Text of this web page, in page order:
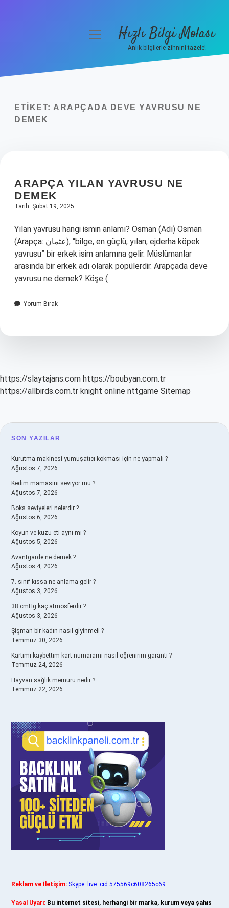
Yasal Uyarı
menüyüHızlı Bilgi Molası
Anlık bilgilerle zihnini tazele!
ETIKET: ARAPÇADA DEVE YAVRUSU NE
DEMEK
ARAPÇA YILAN YAVRUSU NE
DEMEK
Tarih: Şubat 19, 2025
Yılan yavrusu hangi ismin anlamı? Osman (Adı) Osman
(Arapça: عثمان), “bilge, en güçlü, yılan, ejderha köpek
yavrusu” bir erkek isim anlamına gelir. Müslümanlar
arasında bir erkek adı olarak popülerdir. Arapçada deve
yavrusu ne demek? Köşe (
Yorum Bırak
https://slaytajans.com https://boubyan.com.tr
https://allbirds.com.tr knight online nttgame Sitemap
SIDEBAR
SON YAZILAR
Kurutma makinesi yumuşatıcı kokması için ne yapmalı ?
Ağustos 7, 2026
Kedim mamasını seviyor mu ?
Ağustos 7, 2026
Boks seviyeleri nelerdir ?
Ağustos 6, 2026
Koyun ve kuzu eti aynı mı ?
Ağustos 5, 2026
Avantgarde ne demek ?
Ağustos 4, 2026
7. sınıf kıssa ne anlama gelir ?
Ağustos 3, 2026
38 cmHg kaç atmosferdir ?
Ağustos 3, 2026
Şişman bir kadın nasıl giyinmeli ?
Temmuz 30, 2026
Kartımı kaybettim kart numaramı nasıl öğrenirim garanti ?
Temmuz 24, 2026
Hayvan sağlık memuru nedir ?
Temmuz 22, 2026
Reklam ve İletişim: Skype: live:.cid.575569c608265c69
Yasal Uyarı: Bu internet sitesi, herhangi bir marka, kurum veya şahıs